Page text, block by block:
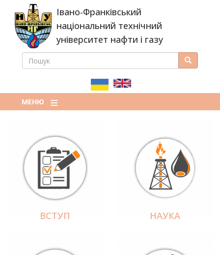
основного
вмісту
Івано-Франківський
національний технічний
університет нафти і газу
ПОШУКОВА
ПОШУК Пошук
МЕНЮ
ВСТУП НАУКА